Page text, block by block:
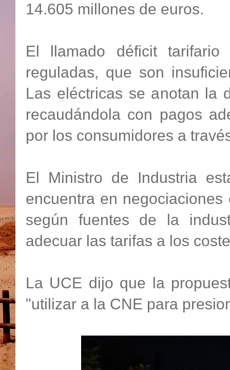
14.605 millones de euros.
El llamado déficit
reguladas, que son
Las eléctricas se anotan la
recaudándola con pagos
por los consumidores a
El Ministro de Industria
encuentra en
según fuentes de la
adecuar las tarifas a los
La UCE dijo que la
"utilizar a la CNE para